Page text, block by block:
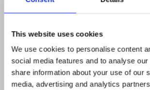
This website uses cookies
We use cookies to personalise content
social media features and to analyse
share information about your use of our
media, advertising and analytics
Προϊόντα σε